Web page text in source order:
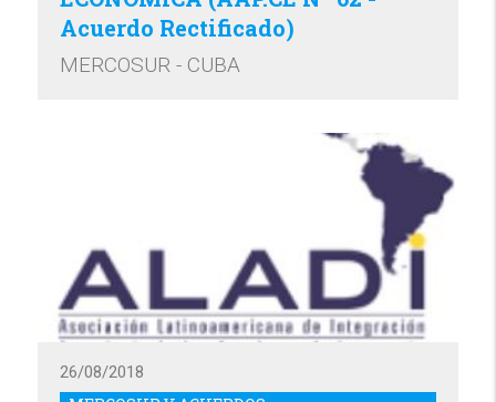
Acuerdo Rectificado)
MERCOSUR - CUBA
26/08/2018